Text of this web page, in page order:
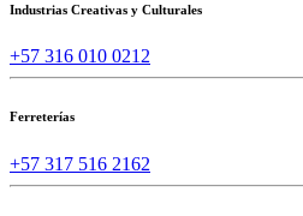
Industrias Creativas y Culturales
+57 316 010 0212
Ferreterías
+57 317 516 2162